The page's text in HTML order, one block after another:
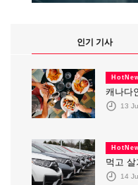
인기 기사
캐나다
13
먹고
14